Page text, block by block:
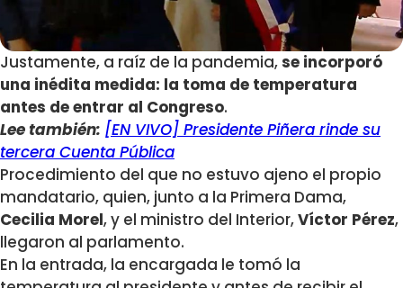
Justamente, a raíz de la pandemia,se incorporó
una inédita medida: la toma de temperatura
antes de entrar al Congreso.
Lee también: [EN VIVO] Presidente Piñera rinde su
tercera Cuenta Pública
Procedimiento del que no estuvo ajeno el propio
mandatario, quien, junto a la Primera Dama,
Cecilia Morel, y el ministro del Interior,Víctor Pérez,
llegaron al parlamento.
En la entrada, la encargada le tomó la